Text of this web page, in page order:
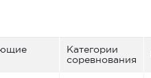
Категории
соревнования